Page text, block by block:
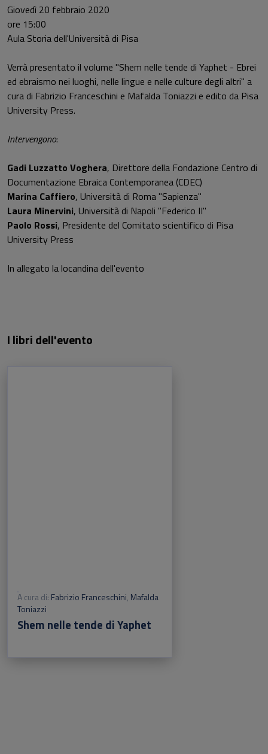
Giovedì 20 febbraio 2020
ore 15:00
Aula Storia dell'Università di Pisa
Verrà presentato il volume "Shem nelle tende di Yaphet - Ebrei
ed ebraismo nei luoghi, nelle lingue e nelle culture degli altri" a
cura di Fabrizio Franceschini e Mafalda Toniazzi e edito da Pisa
University Press.
Intervengono:
Gadi Luzzatto Voghera, Direttore della Fondazione Centro di
Documentazione Ebraica Contemporanea (CDEC)
Marina Caffiero, Università di Roma "Sapienza"
Laura Minervini, Università di Napoli "Federico II"
Paolo Rossi, Presidente del Comitato scientifico di Pisa
University Press
In allegato la locandina dell'evento
I libri dell'evento
A cura di: Fabrizio Franceschini, Mafalda
Toniazzi
Shem nelle tende di Yaphet